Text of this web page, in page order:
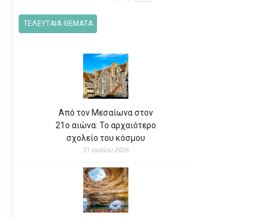
ΤΕΛΕΥΤΑΙΑ ΘΕΜΑΤΑ
Από τον Μεσαίωνα στον
21ο αιώνα: Το αρχαιότερο
σχολείο του κόσμου
31 Ιουλίου 2026